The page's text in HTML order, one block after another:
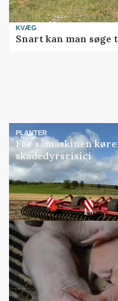
KVÆG
Snart kan man
PLANTER
Før såmaskinen
skadedyrsrisici